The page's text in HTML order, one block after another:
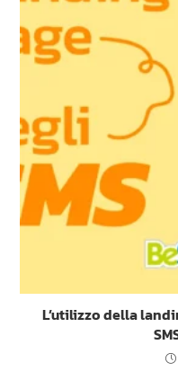
L’utilizzo della